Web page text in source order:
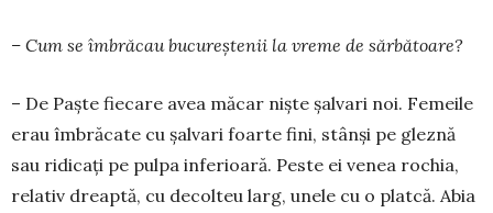
– Cum se îmbrăcau bucureștenii la vreme de sărbătoare?
– De Paște fiecare avea măcar niște șalvari noi. Femeile
erau îmbrăcate cu șalvari foarte fini, stânși pe gleznă
sau ridicați pe pulpa inferioară. Peste ei venea rochia,
relativ dreaptă, cu decolteu larg, unele cu o platcă. Abia